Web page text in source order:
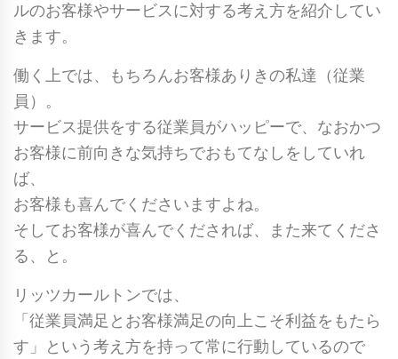
ルのお客様やサービスに対する考え方を紹介してい
きます。
働く上では、もちろんお客様ありきの私達（従業
員）。
サービス提供をする従業員がハッピーで、なおかつ
お客様に前向きな気持ちでおもてなしをしていれ
ば、
お客様も喜んでくださいますよね。
そしてお客様が喜んでくだされば、また来てくださ
る、と。
リッツカールトンでは、
「従業員満足とお客様満足の向上こそ利益をもたら
す」という考え方を持って常に行動しているので